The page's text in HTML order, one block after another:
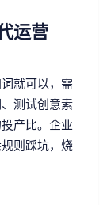
运营
就可以，需
测试创意素
产比。企业
则踩坑，烧